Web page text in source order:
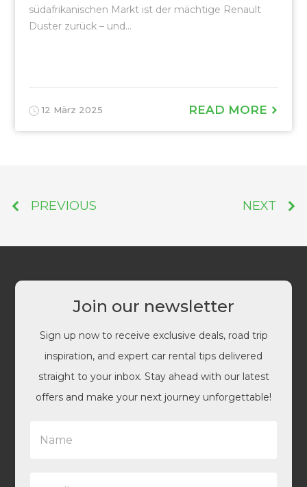
südafrikanischen Markt ist der mächtige Renault
Duster zurück – und...
12 März 2025 READ MORE
PREVIOUS NEXT
Join our newsletter
Sign up now to receive exclusive deals, road trip
inspiration, and expert car rental tips delivered
straight to your inbox. Stay ahead with our latest
offers and make your next journey unforgettable!